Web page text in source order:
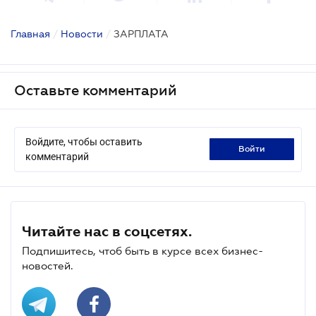
Главная / Новости / ЗАРПЛАТА
Оставьте комментарий
Войдите, чтобы оставить
комментарий
войти
Читайте нас в соцсетях.
Подпишитесь, чтоб быть в курсе всех бизнес-
новостей.